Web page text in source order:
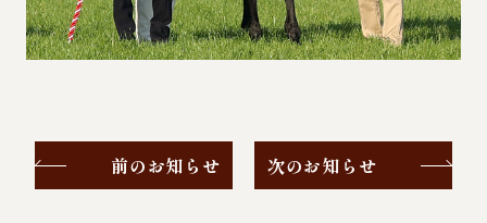
前のお知らせ 次のお知らせ